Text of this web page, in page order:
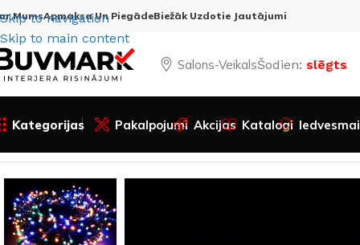
Skip to navigation
Skip to main content
MumsApmaksa Un PiegādeBiežāk Uzdotie Jautājumi
Salons-VeikalsŠodien: slēgts
Kategorijas Pakalpojumi Akcijas Katalogi Iedvesmai